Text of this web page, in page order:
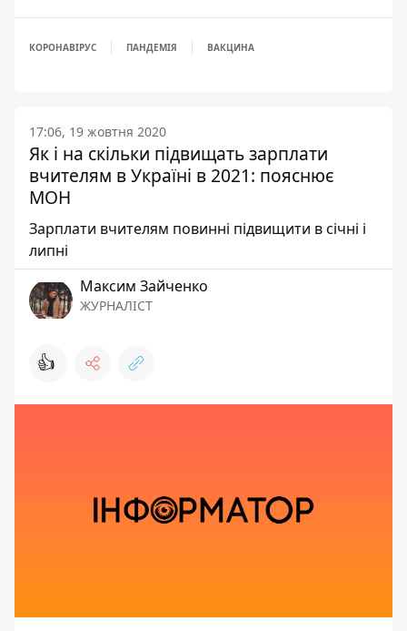
КОРОНАВІРУС ПАНДЕМІЯ ВАКЦИНА
17:06, 19 жовтня 2020
Як і на скільки підвищать зарплати
вчителям в Україні в 2021: пояснює
МОН
Зарплати вчителям повинні підвищити в січні і
липні
Максим Зайченко
ЖУРНАЛІСТ
👍